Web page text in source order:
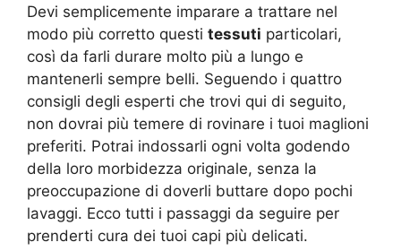
Devi semplicemente imparare a trattare nel
modo più corretto questi tessuti particolari,
così da farli durare molto più a lungo e
mantenerli sempre belli. Seguendo i quattro
consigli degli esperti che trovi qui di seguito,
non dovrai più temere di rovinare i tuoi maglioni
preferiti. Potrai indossarli ogni volta godendo
della loro morbidezza originale, senza la
preoccupazione di doverli buttare dopo pochi
lavaggi. Ecco tutti i passaggi da seguire per
prenderti cura dei tuoi capi più delicati.